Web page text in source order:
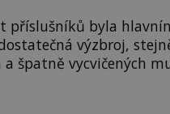
příslušníků byla
výzbroj,
a špatně vycvičených